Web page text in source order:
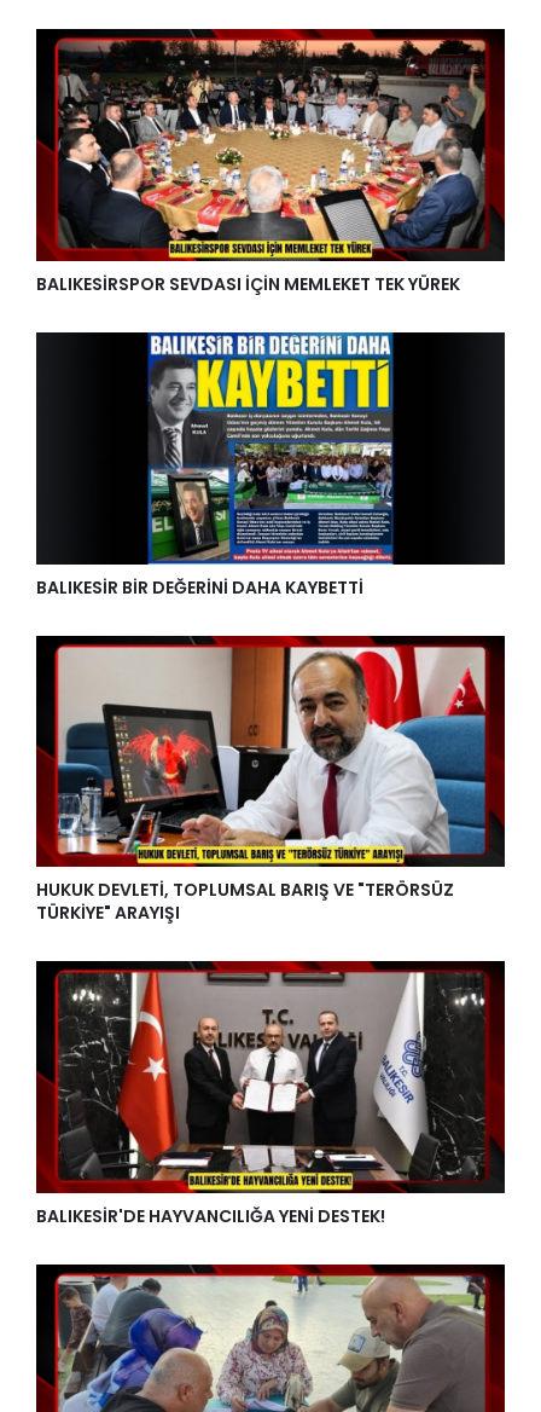
BALIKESİRSPOR SEVDASI İÇİN MEMLEKET TEK YÜREK
BALIKESİR BİR DEĞERİNİ DAHA KAYBETTİ
HUKUK DEVLETİ, TOPLUMSAL BARIŞ VE "TERÖRSÜZ
TÜRKİYE" ARAYIŞI
BALIKESİR'DE HAYVANCILIĞA YENİ DESTEK!